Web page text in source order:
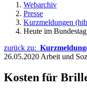
Webarchiv
Presse
Kurzmeldungen
Heute im
zurück zu:
26.05.2020 Arbeit und
Kosten für